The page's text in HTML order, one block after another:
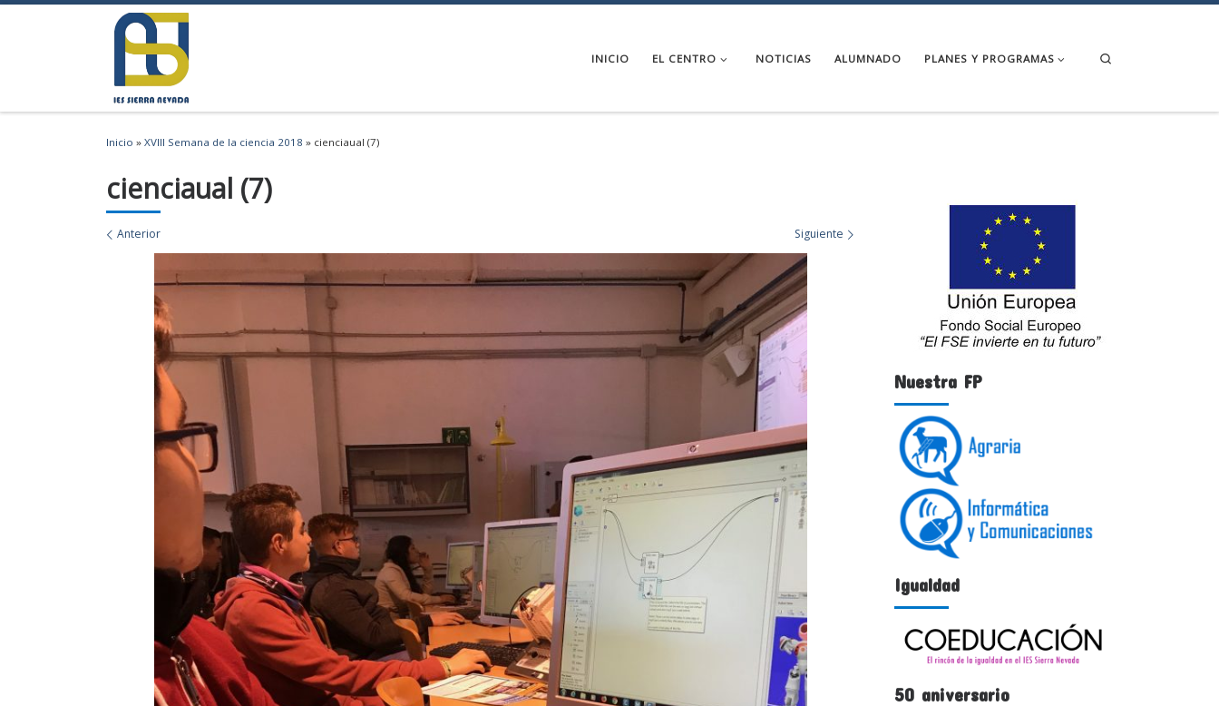
Saltar al contenido
INICIO EL CENTRO NOTICIAS ALUMNADO PLANES Y PROGRAMAS
Inicio » XVIII Semana de la ciencia 2018 » cienciaual (7)
cienciaual (7)
Navegación de imágenes
Anterior Siguiente
Nuestra FP
Igualdad
50 aniversario